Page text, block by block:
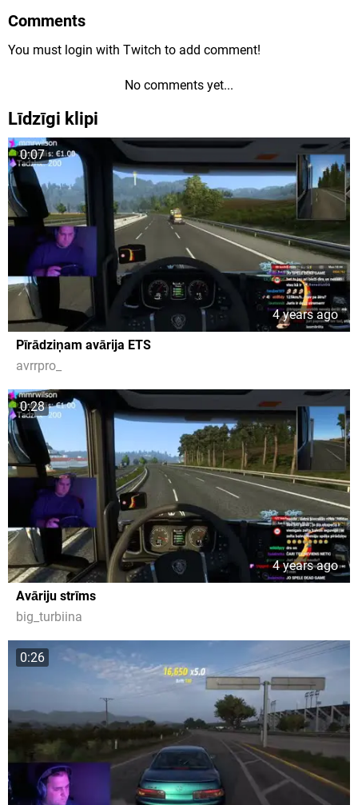
Comments
You must login with Twitch to add comment!
No comments yet...
Līdzīgi klipi
0:07
4 years ago
Pīrādziņam avārija ETS
avrrpro_
0:28
4 years ago
Avāriju strīms
big_turbiina
0:26